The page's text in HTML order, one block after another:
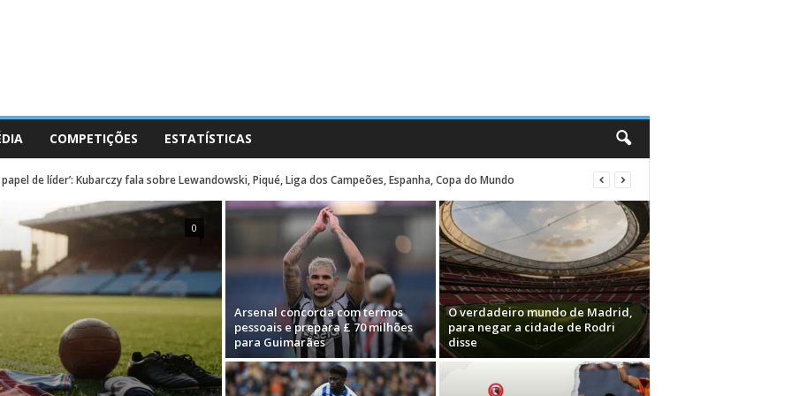
COMPETIÇÕES ESTATÍSTICAS
de líder’: Kubarczy fala sobre Lewandowski, Piqué, Liga dos Campeões, Espanha, Copa do Mundo
0
Arsenal concorda com termos
pessoais e prepara £ 70 milhões
para Guimarães
O verdadeiro mundo de Madrid,
para negar a cidade de Rodri
disse